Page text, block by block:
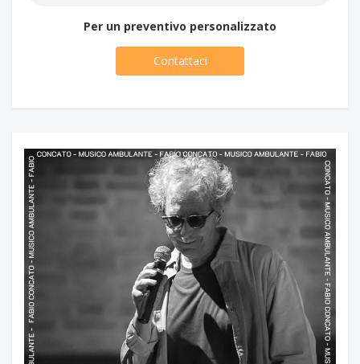
Per un preventivo personalizzato
Contattaci